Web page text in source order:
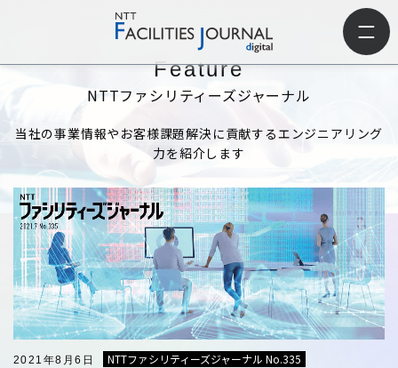
NTTファシリティーズジャーナル
Feature
NTTファシリティーズジャーナル
当社の事業情報やお客様課題解決に貢献するエンジニアリング
力を紹介します
2021年8月6日 NTTファシリティーズジャーナル No.335